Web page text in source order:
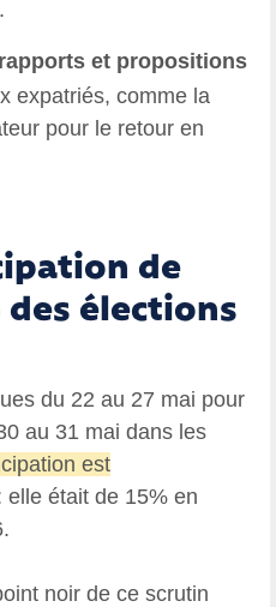
et propositions
expatriés, comme la
pour le retour en
de
des élections
du 22 au 27 mai pour
au 31 mai dans les
est
elle était de 15% en
noir de ce scrutin